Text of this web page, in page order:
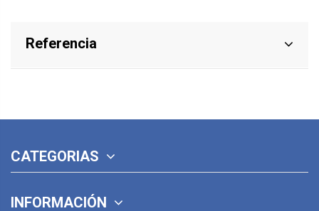
Referencia
CATEGORIAS
INFORMACIÓN